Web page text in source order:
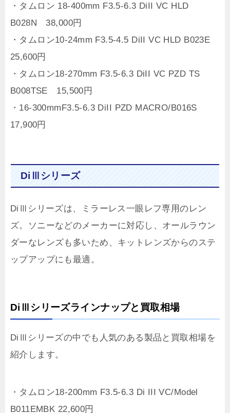
・タムロン 18-400mm F3.5-6.3 DiII VC HLD
B028N 38,000円
・タムロン10-24mm F3.5-4.5 DiII VC HLD B023E
25,600円
・タムロン18-270mm F3.5-6.3 DiII VC PZD TS
B008TSE 15,500円
・16-300mmF3.5-6.3 DiII PZD MACRO/B016S
17,900円
DiⅢシリーズ
DiⅢシリーズは、ミラーレス一眼レフ専用のレン
ズ。ソニーなどのメーカーに対応し、オールラウン
ダーなレンズも多いため、キットレンズからのステ
ップアップにも最適。
DiⅢシリーズラインナップと買取相場
DiⅢシリーズの中でも人気のある製品と買取相場を
紹介します。
・タムロン18-200mm F3.5-6.3 Di III VC/Model
B011EMBK 22,600円